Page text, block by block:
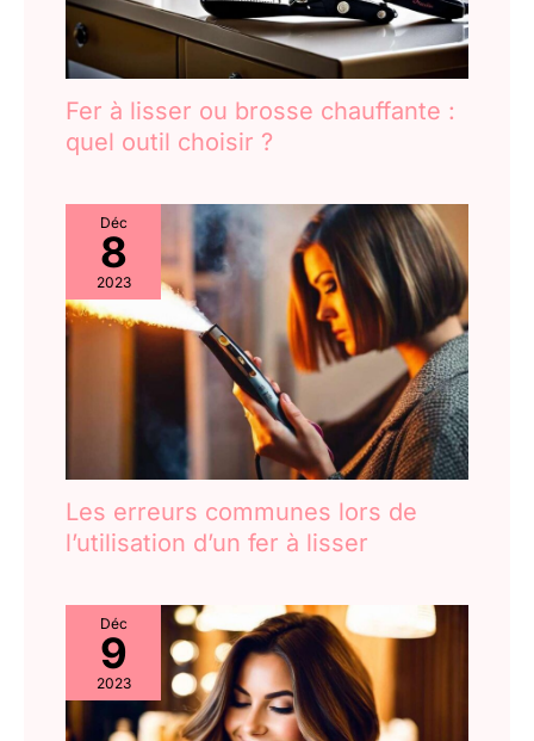
lissage de vos
cheveux, appliquer le
soin de finition sur
Fer à lisser ou brosse chauffante :
quel outil choisir ?
Déc
8
2023
Les erreurs communes lors de
l’utilisation d’un fer à lisser
Déc
9
2023